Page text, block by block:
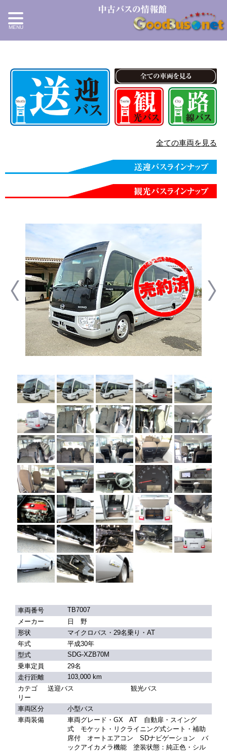
全ての車両を見る
車両番号
TB7007
メーカー
日 野
形状
マイクロバス・29名乗り・AT
年式
平成30年
型式
SDG-XZB70M
乗車定員
29名
走行距離
103,000 km
カテゴ
リー
送迎バス 観光バス
車両区分
小型バス
車両装備
車両グレード・GX AT 自動扉・スイング
式 モケット・リクライニング式シート・補助
席付 オートエアコン SDナビゲーション バ
ックアイカメラ機能 塗装状態：純正色・シル